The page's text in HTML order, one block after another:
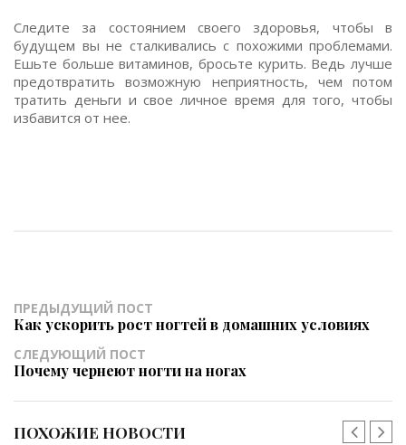
Следите за состоянием своего здоровья, чтобы в
будущем вы не сталкивались с похожими проблемами.
Ешьте больше витаминов, бросьте курить. Ведь лучше
предотвратить возможную неприятность, чем потом
тратить деньги и свое личное время для того, чтобы
избавится от нее.
ПРЕДЫДУЩИЙ ПОСТ
Как ускорить рост ногтей в домашних условиях
СЛЕДУЮЩИЙ ПОСТ
Почему чернеют ногти на ногах
ПОХОЖИЕ НОВОСТИ